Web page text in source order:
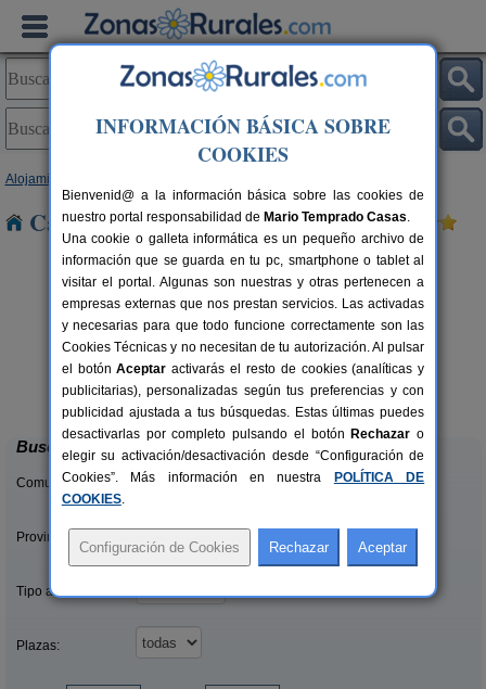
Alojamientos
Casas Rurales cerca de Alzorriz
18-38 pers.
desde30 €
Casa Binahia
Arraioz (Navarra)
Buscar
Comunidades:
Provincias/Islas:
Tipo alquiler:
Plazas:
INFORMACIÓN BÁSICA SOBRE
COOKIES
Bienvenid@ a la información básica sobre las cookies de
nuestro portal responsabilidad de Mario Temprado Casas.
Una cookie o galleta informática es un pequeño archivo de
información que se guarda en tu pc, smartphone o tablet al
visitar el portal. Algunas son nuestras y otras pertenecen a
empresas externas que nos prestan servicios. Las activadas
y necesarias para que todo funcione correctamente son las
Cookies Técnicas y no necesitan de tu autorización. Al pulsar
el botónAceptar activarás el resto de cookies (analíticas y
publicitarias), personalizadas según tus preferencias y con
publicidad ajustada a tus búsquedas. Estas últimas puedes
desactivarlas por completo pulsando el botón Rechazar o
elegir su activación/desactivación desde “Configuración de
Cookies”. Más información en nuestra
POLÍTICA DE
COOKIES.